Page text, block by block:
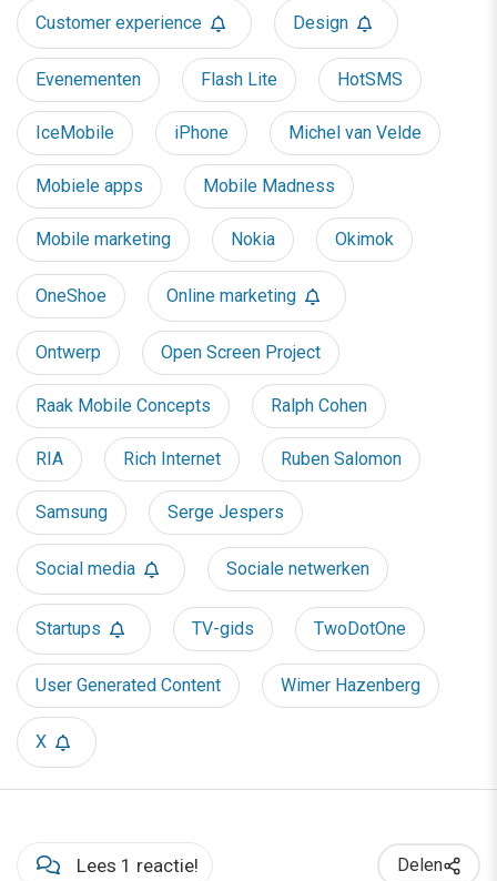
Customer experience Design
Evenementen Flash Lite HotSMS
IceMobile iPhone Michel van Velde
Mobiele apps Mobile Madness
Mobile marketing Nokia Okimok
OneShoe Online marketing
Ontwerp Open Screen Project
Raak Mobile Concepts Ralph Cohen
RIA Rich Internet Ruben Salomon
Samsung Serge Jespers
Social media Sociale netwerken
Startups TV-gids TwoDotOne
User Generated Content Wimer Hazenberg
X
Lees 1 reactie! Delen